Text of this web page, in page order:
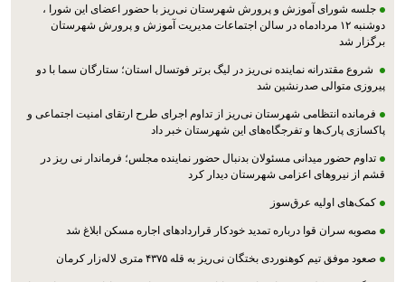
جلسه شورای آموزش و پرورش شهرستان نی‌ریز با حضور اعضای این شورا ،
دوشنبه ۱۲ مردادماه در سالن اجتماعات مدیریت آموزش و پرورش شهرستان
برگزار شد
شروع مقتدرانه نماینده نی‌ریز در لیگ برتر فوتسال استان؛ ستارگان سما با دو
پیروزی متوالی صدرنشین شد
فرمانده انتظامی شهرستان نی‌ریز از تداوم اجرای طرح ارتقای امنیت اجتماعی و
پاکسازی پارک‌ها و تفرجگاه‌های این شهرستان خبر داد
تداوم حضور میدانی مسئولان بدنبال حضور نماینده مجلس؛ فرماندار نی ریز در
قشم از نیروهای اعزامی شهرستان دیدار کرد
کمک‌های اولیه عرق‌سوز
مصوبه سران قوا درباره تمدید خودکار قراردادهای اجاره مسکن ابلاغ شد
صعود موفق تیم کوهنوردی بختگان نی‌ریز به قله ۴۳۷۵ متری لاله‌زار کرمان